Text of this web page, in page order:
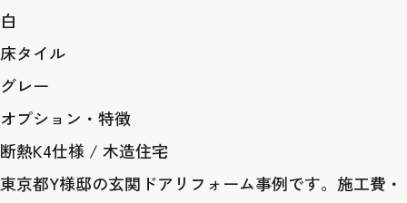
白
床タイル
グレー
オプション・特徴
断熱K4仕様 / 木造住宅
東京都Y様邸の玄関ドアリフォーム事例です。施工費・